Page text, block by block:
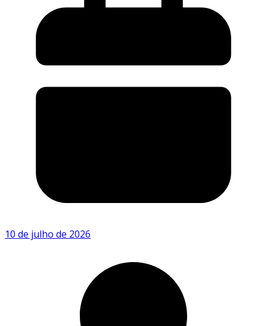
10 de julho de 2026